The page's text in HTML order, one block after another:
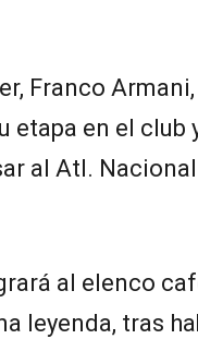
Franco
etapa en el club
al Atl.
al elenco
leyenda, tras